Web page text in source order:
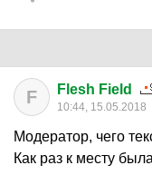
F Flesh Field
10:44, 15.05.2018
Модератор, чего
Как раз к месту была